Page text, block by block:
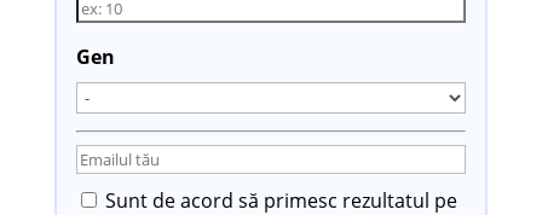
Gen
Sunt de acord să primesc rezultatul pe